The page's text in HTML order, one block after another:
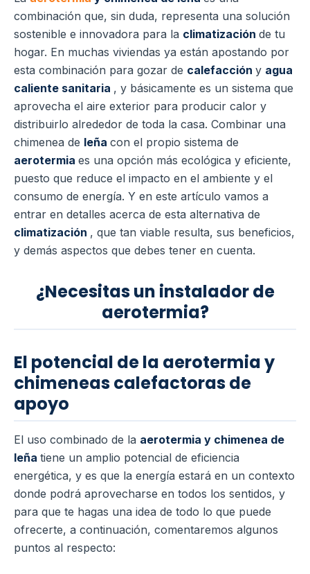
combinación que, sin duda, representa una solución
sostenible e innovadora para la climatización de tu
hogar. En muchas viviendas ya están apostando por
esta combinación para gozar de calefacción y agua
caliente sanitaria , y básicamente es un sistema que
aprovecha el aire exterior para producir calor y
distribuirlo alrededor de toda la casa. Combinar una
chimenea de leña con el propio sistema de
aerotermia es una opción más ecológica y eficiente,
puesto que reduce el impacto en el ambiente y el
consumo de energía. Y en este artículo vamos a
entrar en detalles acerca de esta alternativa de
climatización , que tan viable resulta, sus beneficios,
y demás aspectos que debes tener en cuenta.
¿Necesitas un instalador de
aerotermia?
El potencial de la aerotermia y
chimeneas calefactoras de
apoyo
El uso combinado de la aerotermia y chimenea de
leña tiene un amplio potencial de eficiencia
energética, y es que la energía estará en un contexto
donde podrá aprovecharse en todos los sentidos, y
para que te hagas una idea de todo lo que puede
ofrecerte, a continuación, comentaremos algunos
puntos al respecto: